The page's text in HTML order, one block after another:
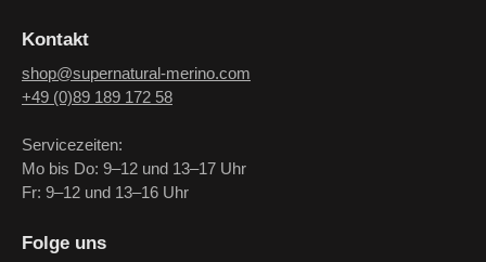
Folge uns
Kontakt
shop@supernatural-merino.com
+49 (0)89 189 172 58
Servicezeiten:
Mo bis Do: 9–12 und 13–17 Uhr
Fr: 9–12 und 13–16 Uhr